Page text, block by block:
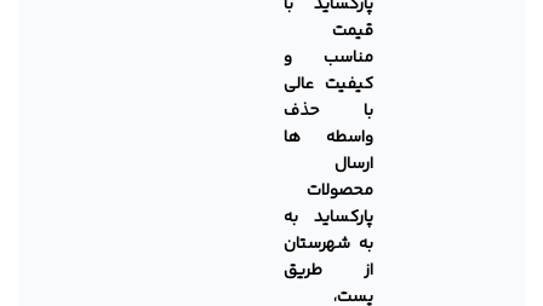
قیمت
مناسب و
کیفیت عالی
با حذف
واسطه ها
ارسال
محصولات
پارکساید به
به شهرستان
از طریق
پست،